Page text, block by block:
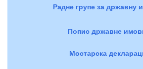
Радне групе за државну
Попис државне
Мостарска